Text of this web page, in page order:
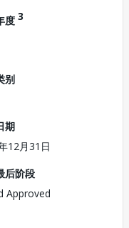
度 3
别
期
12月31日
后阶段
Approved